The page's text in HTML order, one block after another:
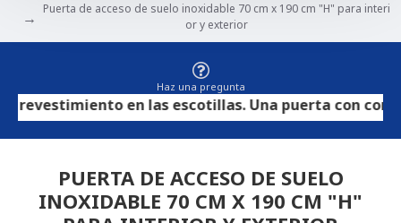
Puerta de acceso de suelo inoxidable 70 cm x 190 cm "H" para interi
or y exterior
Haz una pregunta
en las escotillas. Una puerta con
PUERTA DE ACCESO DE SUELO
INOXIDABLE 70 CM X 190 CM "H"